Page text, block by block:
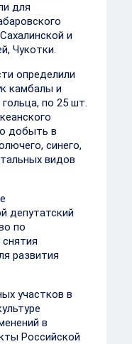
для
и
Чукотки.
определили
камбалы и
по 25 шт.
добыть в
синего,
видов
депутатский
по
развития
участков в
в
Российской